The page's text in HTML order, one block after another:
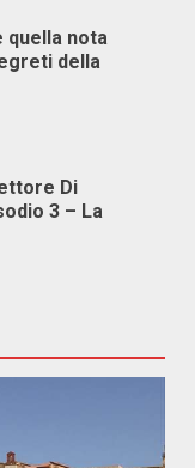
quella nota
della
Di
3 – La